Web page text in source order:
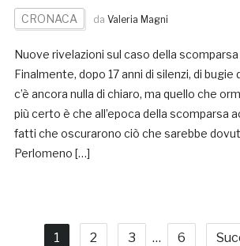
CRONACA da Valeria Magni
Nuove rivelazioni sul caso della
Finalmente, dopo 17 anni di silenzi, di bugie
c’è ancora nulla di chiaro, ma quello che
più certo è che all’epoca della scomparsa
fatti che oscurarono ciò che sarebbe
Perlomeno […]
1 2 3 … 6